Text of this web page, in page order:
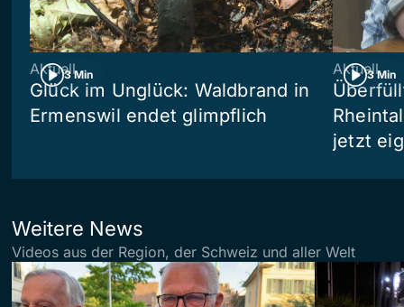
3 Min
Aktuell
Glück im Unglück: Waldbrand in
Ermenswil endet glimpflich
3 Min
Aktuell
jetzt
Weitere News
Videos aus der Region, der Schweiz und aller Welt